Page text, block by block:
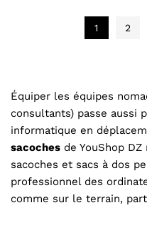
1 2
Équiper les équipes
consultants) passe aussi
informatique en
sacoches de YouShop
sacoches et sacs à dos
professionnel des
comme sur le terrain,